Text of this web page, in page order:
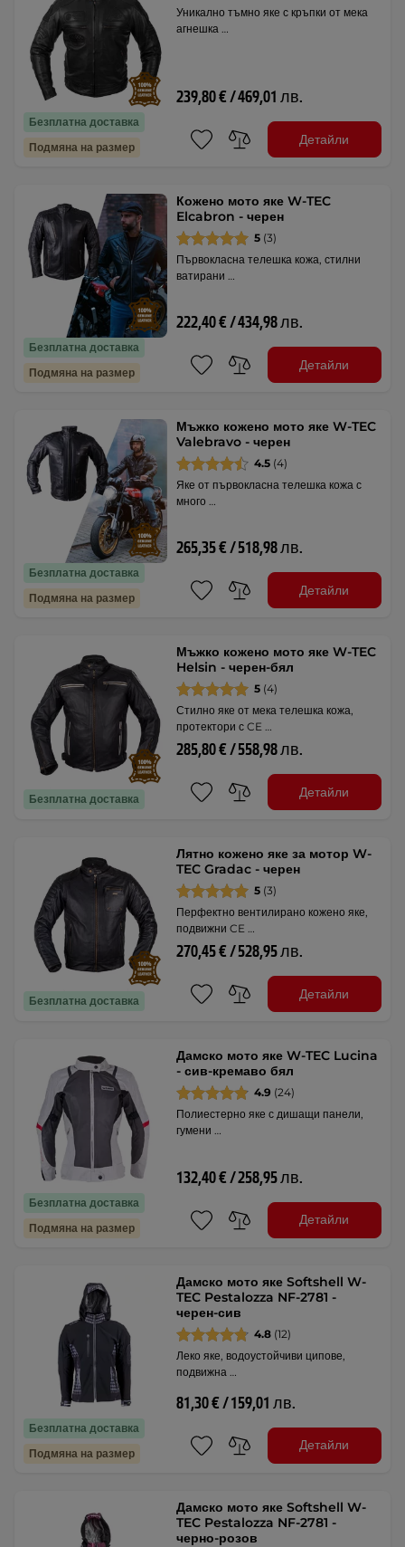
Безплатна доставка
Подмяна на размер
Уникално тъмно яке с кръпки от мека
агнешка …
239,80 € / 469,01 лв.
Детайли
Безплатна доставка
Подмяна на размер
Кожено мото яке W-TEC
Elcabron - черен
5 (3)
Първокласна телешка кожа, стилни
ватирани …
222,40 € / 434,98 лв.
Детайли
Безплатна доставка
Подмяна на размер
Мъжко кожено мото яке W-TEC
Valebravo - черен
4.5 (4)
Яке от първокласна телешка кожа с
много …
265,35 € / 518,98 лв.
Детайли
Безплатна доставка
Мъжко кожено мото яке W-TEC
Helsin - черен-бял
5 (4)
Стилно яке от мека телешка кожа,
протектори с CE …
285,80 € / 558,98 лв.
Детайли
Безплатна доставка
Лятно кожено яке за мотор W-
TEC Gradac - черен
5 (3)
Перфектно вентилирано кожено яке,
подвижни CE …
270,45 € / 528,95 лв.
Детайли
Безплатна доставка
Подмяна на размер
Дамско мото яке W-TEC Lucina
- сив-кремаво бял
4.9 (24)
Полиестерно яке с дишащи панели,
гумени …
132,40 € / 258,95 лв.
Детайли
Безплатна доставка
Подмяна на размер
Дамско мото яке Softshell W-
TEC Pestalozza NF-2781 -
черен-сив
4.8 (12)
Леко яке, водоустойчиви ципове,
подвижна …
81,30 € / 159,01 лв.
Детайли
Дамско мото яке Softshell W-
TEC Pestalozza NF-2781 -
черно-розов